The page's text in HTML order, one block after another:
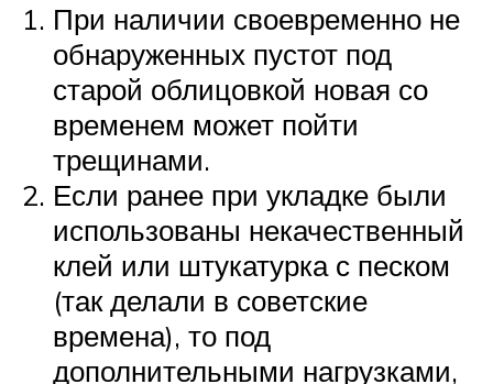
При наличии своевременно не
обнаруженных пустот под
старой облицовкой новая со
временем может пойти
трещинами.
Если ранее при укладке были
использованы некачественный
клей или штукатурка с песком
(так делали в советские
времена), то под
дополнительными нагрузками,